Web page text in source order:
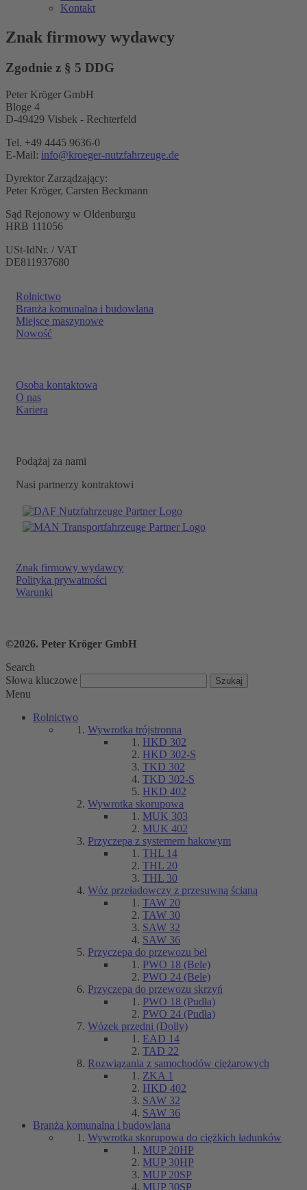
Kontakt
Znak firmowy wydawcy
Zgodnie z § 5 DDG
Peter Kröger GmbH
Bloge 4
D-49429 Visbek - Rechterfeld
Tel. +49 4445 9636-0
E-Mail: info@kroeger-nutzfahrzeuge.de
Dyrektor Zarządzający:
Peter Kröger, Carsten Beckmann
Sąd Rejonowy w Oldenburgu
HRB 111056
USt-IdNr. / VAT
DE811937680
Rolnictwo
Branża komunalna i budowlana
Miejsce maszynowe
Nowość
Osoba kontaktowa
O nas
Kariera
Podążaj za nami
Nasi partnerzy kontraktowi
Znak firmowy wydawcy
Polityka prywatności
Warunki
©2026. Peter Kröger GmbH
Search
Słowa kluczowe
Menu
Rolnictwo
Wywrotka trójstronna
HKD 302
HKD 302-S
TKD 302
TKD 302-S
HKD 402
Wywrotka skorupowa
MUK 303
MUK 402
Przyczepa z systemem hakowym
THL 14
THL 20
THL 30
Wóz przeładowczy z przesuwną ścianą
TAW 20
TAW 30
SAW 32
SAW 36
Przyczepa do przewozu bel
PWO 18 (Bele)
PWO 24 (Bele)
Przyczepa do przewozu skrzyń
PWO 18 (Pudła)
PWO 24 (Pudła)
Wózek przedni (Dolly)
EAD 14
TAD 22
Rozwiązania z samochodów ciężarowych
ZKA 1
HKD 402
SAW 32
SAW 36
Branża komunalna i budowlana
Wywrotka skorupowa do ciężkich ładunków
MUP 20HP
MUP 30HP
MUP 20SP
MUP 30SP